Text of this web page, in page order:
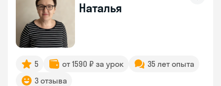
Наталья
5 от 1590 ₽ за урок
35 лет опыта
3 отзыва